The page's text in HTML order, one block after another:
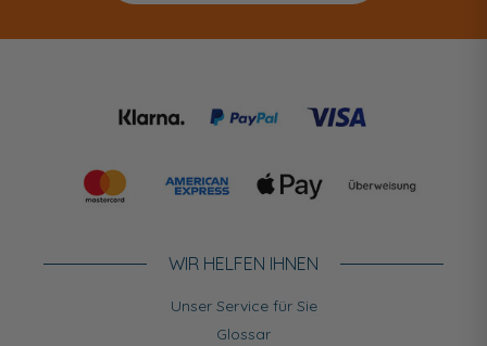
WIR HELFEN IHNEN
Unser Service für Sie
Glossar